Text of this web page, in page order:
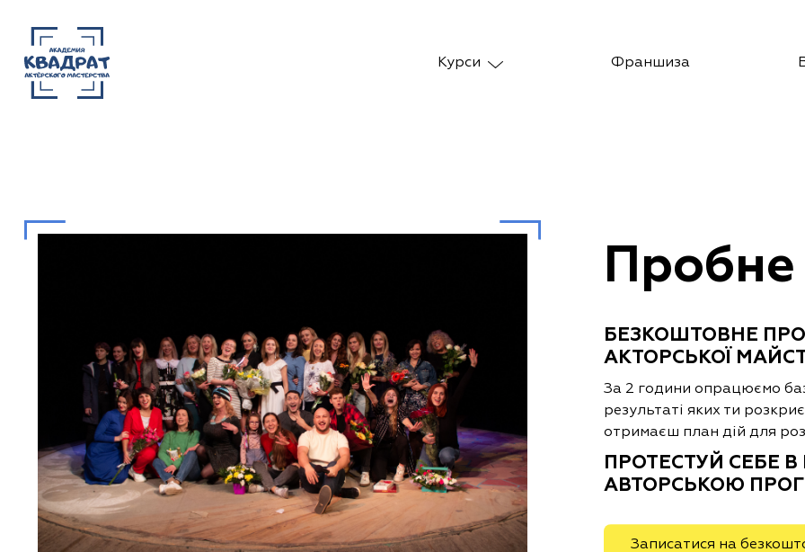
Курси Франшиза
Пробне
БЕЗКОШТОВНЕ
АКТОРСЬКОЇ
За 2 години опрацюємо
результаті яких ти
отримаєш план дій для
ПРОТЕСТУЙ СЕБЕ
АВТОРСЬКОЮ
Записатися на